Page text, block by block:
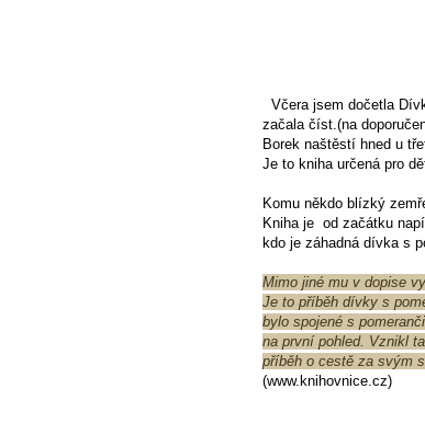
Včera jsem dočetla
začala číst.(na
Borek naštěstí hned u
Je to kniha určená pro
Komu někdo blízký
Kniha je od začátku
kdo je záhadná dívka s
Mimo jiné mu v dopise
Je to příběh dívky s
bylo spojené s
na první pohled. Vznikl
příběh o cestě za svým
(www.knihovnice.cz)